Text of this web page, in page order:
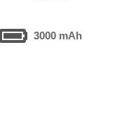
3000 mAh